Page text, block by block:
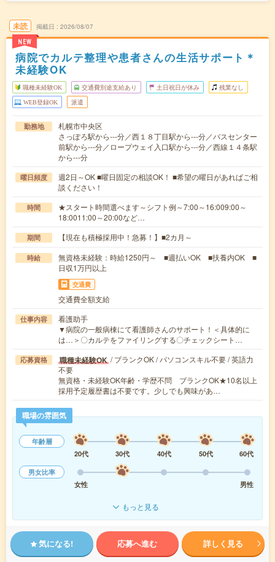
未読
NEW
掲載日 2026/08/07
病院でカルテ整理や患者さんの生活サポート＊
未経験OK
職種未経験OK 交通費別途支給あり 土日祝日が休み 残業なし
WEB登録OK 派遣
勤務地
札幌市中央区
さっぽろ駅から---分／西１８丁目駅から---分／バスセンター
前駅から---分／ロープウェイ入口駅から---分／西線１４条駅
から---分
曜日頻度
週2日～OK ■曜日固定の相談OK！ ■希望の曜日があればご相
談ください！
時間
★スタート時間選べます～シフト例～7:00～16:009:00～
18:0011:00～20:00など…
期間 【現在も積極採用中！急募！】■2カ月～
時給
無資格未経験：時給1250円～ ■週払いOK ■扶養内OK ■
日収1万円以上
交通費
交通費全額支給
仕事内容
看護助手
▼病院の一般病棟にて看護師さんのサポート！＜具体的に
は…＞〇カルテをファイリングする〇チェックシート…
応募資格 職種未経験OK / ブランクOK / パソコンスキル不要 / 英語力
不要
無資格・未経験OK年齢・学歴不問 ブランクOK★10名以上
採用予定履歴書は不要です。少しでも興味があ…
職場の雰囲気
年齢層
20代
30代 40代 50代
60代
男女比率
女性
男性
もっと見る
気になる! 応募へ進む 詳しく見る